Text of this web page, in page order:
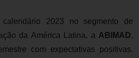
2023 no segmento de
da América Latina, a ABIMAD,
com expectativas positivas.